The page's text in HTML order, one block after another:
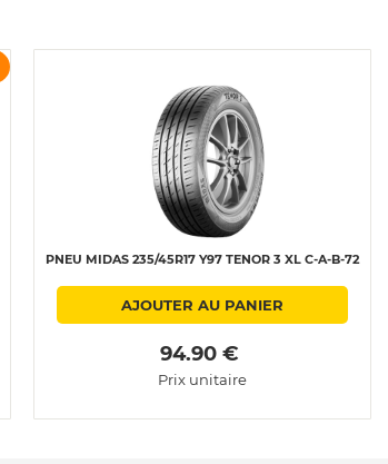
PNEU MIDAS 235/45R17 Y97 TENOR 3 XL C-A-B-72
AJOUTER AU PANIER
94.90 €
Prix unitaire